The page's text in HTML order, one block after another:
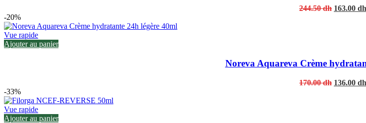
244.50dh Original
163.00 dh
-20%
Vue rapide
Ajouter au panier
Noreva Aquareva Crème
170.00dh Original
136.00 dh
-33%
Vue rapide
Ajouter au panier